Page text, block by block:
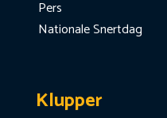
Pers
Nationale Snertdag
Klupper